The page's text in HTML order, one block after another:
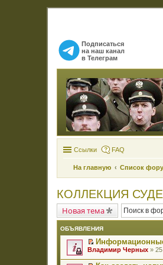
Подписаться
на наш канал
в Телеграм
Ссылки FAQ
На главную Список
КОЛЛЕКЦИЯ
Новая тема
ОБЪЯВЛЕНИЯ
П
р
Владимир Черных »